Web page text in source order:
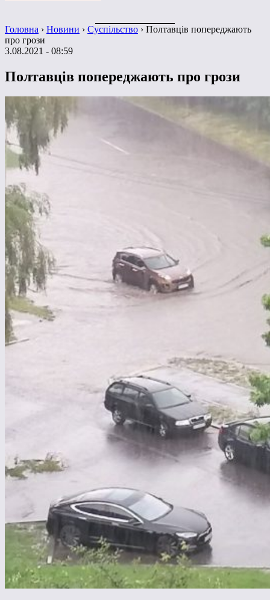
Головна › Новини › Суспільство › Полтавців попереджають
про грози
3.08.2021 - 08:59
Полтавців попереджають про грози